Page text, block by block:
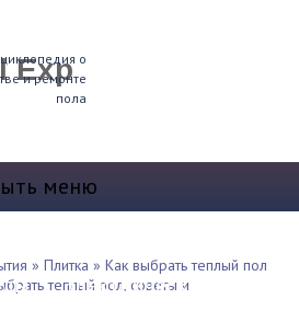
о
и ремонте
пола
меню
Электрические полы
» Плитка » Как выбрать теплый пол
теплый пол, советы и